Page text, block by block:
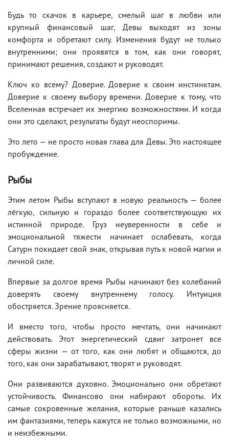
Будь то скачок в карьере, смелый шаг в любви или
крупный финансовый шаг, Девы выходят из зоны
комфорта и обретают силу. Изменения будут не только
внутренними; они проявятся в том, как они говорят,
принимают решения, создают и руководят.
Ключ ко всему? Доверие. Доверие к своим инстинктам.
Доверие к своему выбору времени. Доверие к тому, что
Вселенная встречает их энергию возможностями. И когда
они это сделают, результаты будут неоспоримы.
Это лето — не просто новая глава для Девы. Это настоящее
пробуждение.
Рыбы
Этим летом Рыбы вступают в новую реальность — более
лёгкую, сильную и гораздо более соответствующую их
истинной природе. Груз неуверенности в себе и
эмоциональной тяжести начинает ослабевать, когда
Сатурн покидает свой знак, открывая путь к новой магии и
личной силе.
Впервые за долгое время Рыбы начинают без колебаний
доверять своему внутреннему голосу. Интуиция
обостряется. Зрение проясняется.
И вместо того, чтобы просто мечтать, они начинают
действовать. Этот энергетический сдвиг затронет все
сферы жизни — от того, как они любят и общаются, до
того, как они зарабатывают, творят и руководят.
Они развиваются духовно. Эмоционально они обретают
устойчивость. Финансово они набирают обороты. Их
самые сокровенные желания, которые раньше казались
им фантазиями, теперь кажутся не только возможными, но
и неизбежными.